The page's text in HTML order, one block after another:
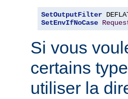
SetOutputFilter
SetEnvIfNoCase
Si vous
certains
utiliser la